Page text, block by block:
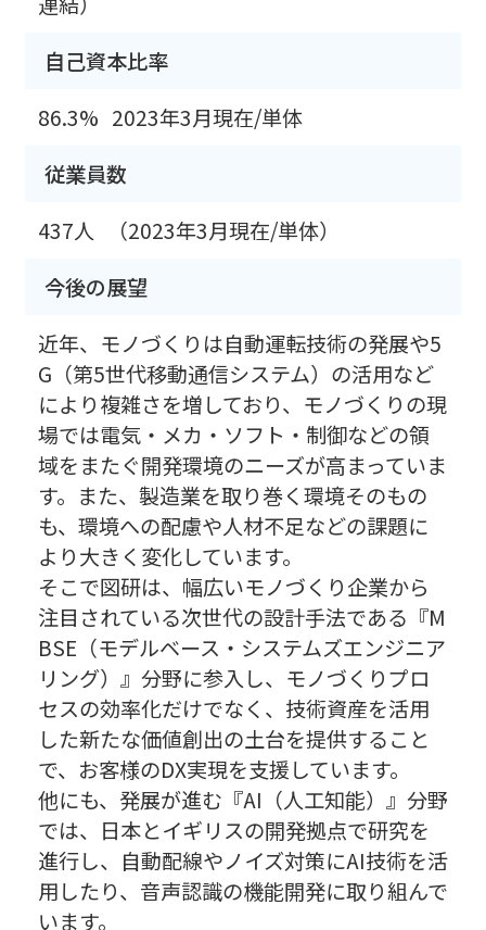
自己資本比率
86.3% 2023年3月現在/単体
従業員数
437人
（2023年3月現在/単体）
今後の展望
近年、モノづくりは自動運転技術の発展や5
G（第5世代移動通信システム）の活用など
により複雑さを増しており、モノづくりの現
場では電気・メカ・ソフト・制御などの領
域をまたぐ開発環境のニーズが高まっていま
す。また、製造業を取り巻く環境そのもの
も、環境への配慮や人材不足などの課題に
より大きく変化しています。
そこで図研は、幅広いモノづくり企業から
注目されている次世代の設計手法である『M
BSE（モデルベース・システムズエンジニア
リング）』分野に参入し、モノづくりプロ
セスの効率化だけでなく、技術資産を活用
した新たな価値創出の土台を提供すること
で、お客様のDX実現を支援しています。
他にも、発展が進む『AI（人工知能）』分野
では、日本とイギリスの開発拠点で研究を
進行し、自動配線やノイズ対策にAI技術を活
用したり、音声認識の機能開発に取り組んで
います。